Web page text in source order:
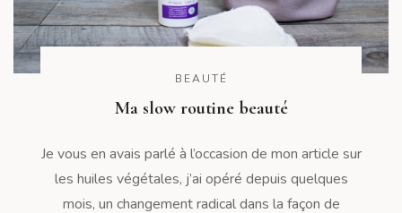
BEAUTÉ
Ma slow routine beauté
Je vous en avais parlé à l’occasion de mon article sur
les huiles végétales, j’ai opéré depuis quelques
mois, un changement radical dans la façon de